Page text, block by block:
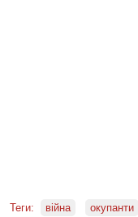
Теги: війна окупанти